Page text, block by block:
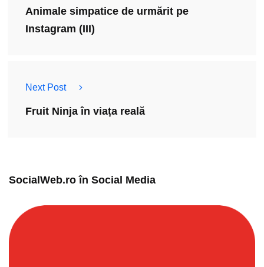
Animale simpatice de urmărit pe
Instagram (III)
Next Post
Fruit Ninja în viața reală
SocialWeb.ro în Social Media​